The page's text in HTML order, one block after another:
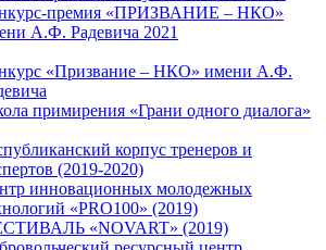
премия «ПРИЗВАНИЕ – НКО»
А.Ф. Радевича 2021
«Призвание – НКО» имени А.Ф.
примирения «Грани одного диалога»
корпус тренеров и
(2019-2020)
инновационных молодежных
«PRO100» (2019)
«NOVART» (2019)